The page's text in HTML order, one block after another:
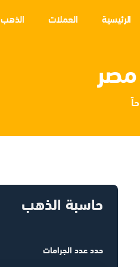
الرئيسية العملات الذهب
حاسبة الذهب
حدد عدد الجرامات